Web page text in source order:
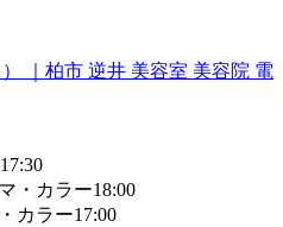
・カラー18:00
カラー17:00